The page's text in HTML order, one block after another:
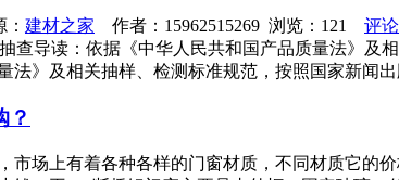
建材之家 作者：15962515269 浏览： 121
评
查导读：依据《中华人民共和国产品质量法》
》及相关抽样、检测标准规范，按照国家新闻
？
市场上有着各种各样的门窗材质，不同材质它的